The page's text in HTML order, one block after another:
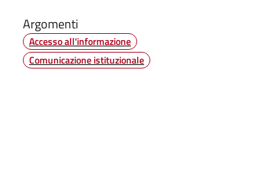
Argomenti
Accesso all'informazione
Comunicazione istituzionale